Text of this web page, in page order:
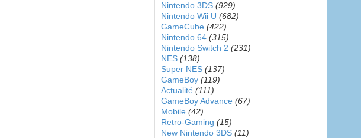
Nintendo 3DS (929)
Nintendo Wii U (682)
GameCube (422)
Nintendo 64 (315)
Nintendo Switch 2 (231)
NES (138)
Super NES (137)
GameBoy (119)
Actualité (111)
GameBoy Advance (67)
Mobile (42)
Retro-Gaming (15)
New Nintendo 3DS (11)